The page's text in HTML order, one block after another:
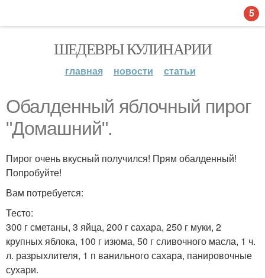
ШЕДЕВРЫ КУЛИНАРИИ
главная новости статьи
Обалденный яблочный пирог
"Домашний".
Пирог очень вкусный получился! Прям обалденный!
Попробуйте!
Вам потребуется:
Тесто:
300 г сметаны, 3 яйца, 200 г сахара, 250 г муки, 2
крупных яблока, 100 г изюма, 50 г сливочного масла, 1 ч.
л. разрыхлителя, 1 п ванильного сахара, панировочные
сухари.
5